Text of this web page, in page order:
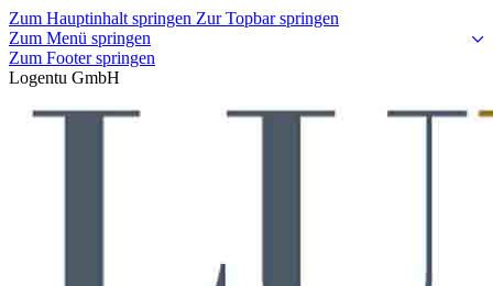
Zum Hauptinhalt springen Zur Topbar springen
Zum Menü springen
Zum Footer springen
Logentu GmbH